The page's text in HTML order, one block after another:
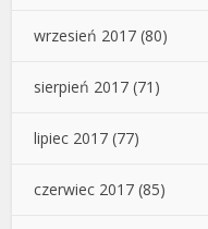
wrzesień 2017 (80)
sierpień 2017 (71)
lipiec 2017 (77)
czerwiec 2017 (85)